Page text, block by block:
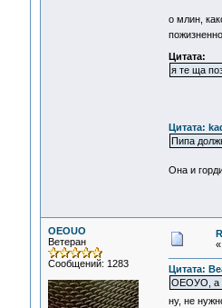
о млин,
Цитата:
я те ща
Цитата:
Пипа
Она и
OEOUO
Ветеран
Сообщений: 1283
«
Цитата:
ОЕОУО, а
ну, не